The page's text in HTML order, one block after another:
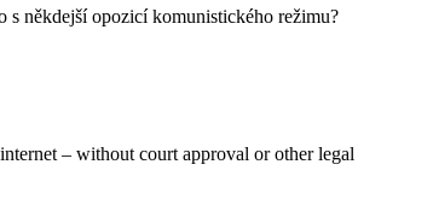
s někdejší opozicí komunistického režimu?
– without court approval or other legal